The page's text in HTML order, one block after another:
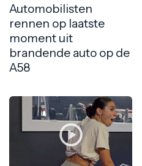
Automobilisten
rennen op laatste
moment uit
brandende auto op de
A58